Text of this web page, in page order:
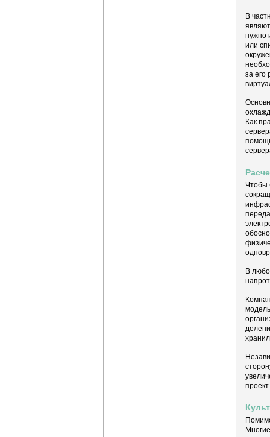
В
нужно
или
за его
Как
Чтобы
В